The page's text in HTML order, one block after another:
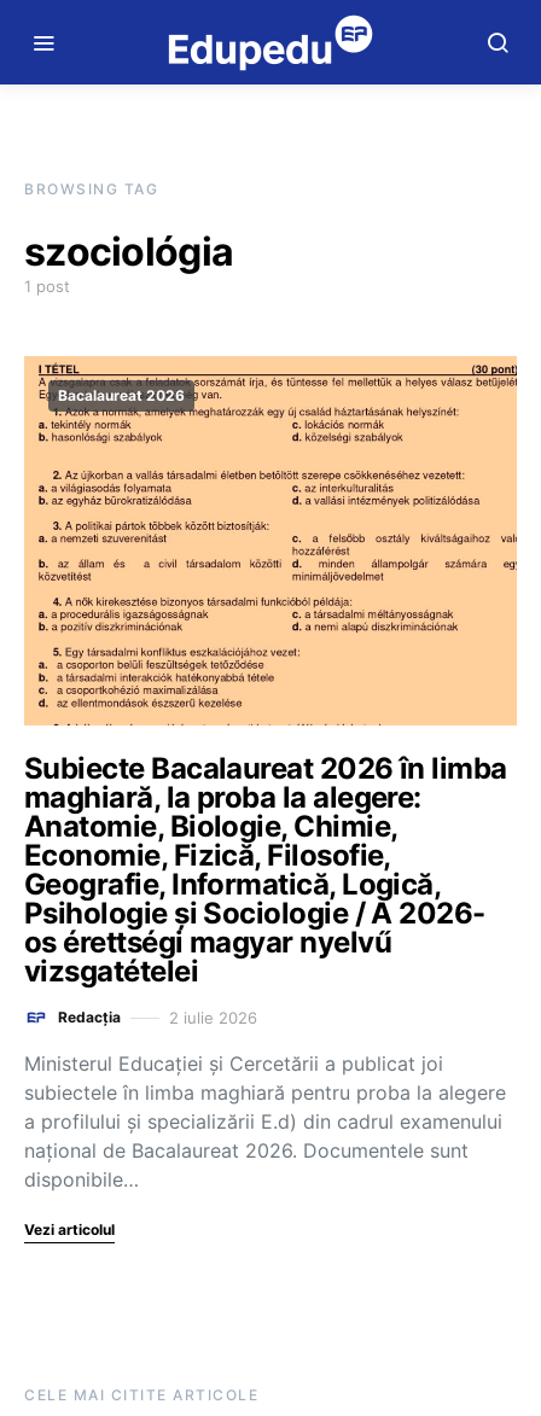
BROWSING TAG
szociológia
1 post
Bacalaureat 2026
Subiecte Bacalaureat 2026 în limba
maghiară, la proba la alegere:
Anatomie, Biologie, Chimie,
Economie, Fizică, Filosofie,
Geografie, Informatică, Logică,
Psihologie și Sociologie / A 2026-
os érettségi magyar nyelvű
vizsgatételei
Redacția 2 iulie 2026
Ministerul Educației și Cercetării a publicat joi
subiectele în limba maghiară pentru proba la alegere
a profilului și specializării E.d) din cadrul examenului
național de Bacalaureat 2026. Documentele sunt
disponibile…
Vezi articolul
CELE MAI CITITE ARTICOLE